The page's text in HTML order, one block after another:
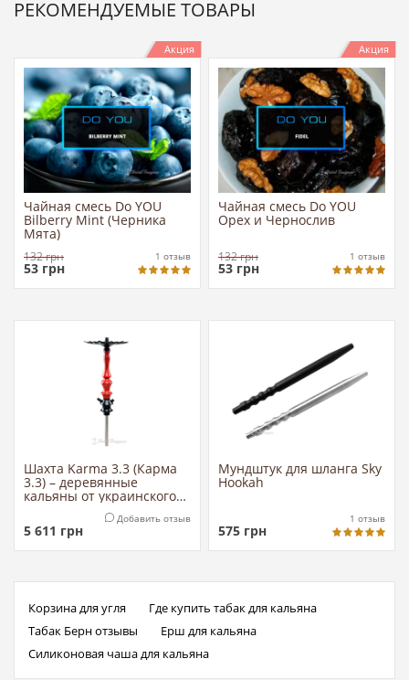
РЕКОМЕНДУЕМЫЕ ТОВАРЫ
Акция
Чайная смесь Do YOU
Bilberry Mint (Черника
Мята)
132грн
53 грн
1 отзыв
Акция
Чайная смесь Do YOU
Орех и Чернослив
132грн
53 грн
1 отзыв
Шахта Karma 3.3 (Карма
3.3) – деревянные
кальяны от украинского
производителя
5 611 грн
Добавить отзыв
Мундштук для шланга Sky
Hookah
575 грн
1 отзыв
Корзина для угля
Где купить табак для кальяна
Табак Берн отзывы
Ерш для кальяна
Силиконовая чаша для кальяна